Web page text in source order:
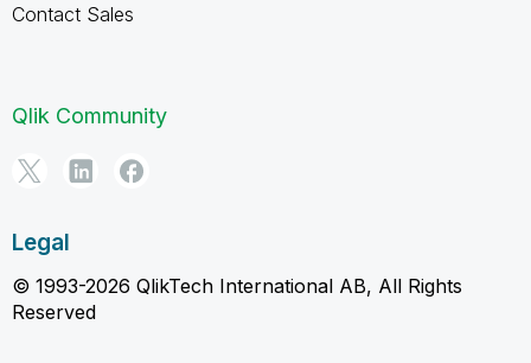
Contact Sales
Qlik Community
Legal
© 1993-2026 QlikTech International AB, All Rights
Reserved